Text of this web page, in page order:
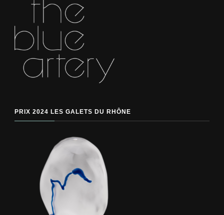
PRIX 2024 LES GALETS DU RHÔNE